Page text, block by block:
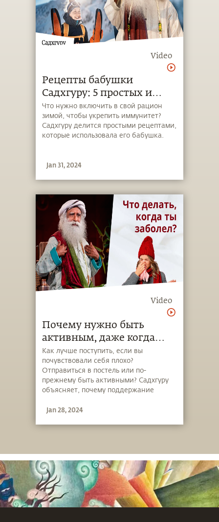
Video
Рецепты бабушки
Садхгуру: 5 простых и
вкусных способов защиты
от гриппа
Что нужно включить в свой рацион
зимой, чтобы укрепить иммунитет?
Садхгуру делится простыми рецептами,
которые использовала его бабушка.
Jan 31, 2024
Video
Почему нужно быть
активным, даже когда
вам плохо?
Как лучше поступить, если вы
почувствовали себя плохо?
Отправиться в постель или по-
прежнему быть активными? Садхгуру
объясняет, почему поддержание
здоровья.
Jan 28, 2024